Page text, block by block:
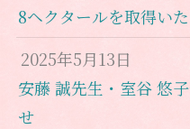
8ヘクタールを取得いた
2025年5月13日
安藤 誠先生・室谷 悠
せ